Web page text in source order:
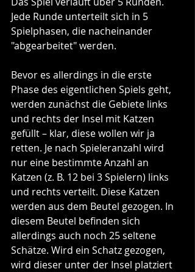
Jede Runde unterteilt sich in 5
Spielphasen, die nacheinander
"abgearbeitet" werden.
Bevor es allerdings in die erste
Phase des eigentlichen Spiels geht,
werden zunächst die Gebiete links
und rechts der Insel mit Katzen
gefüllt – klar, diese wollen wir ja
retten. Je nach Spieleranzahl wird
nur eine bestimmte Anzahl an
Katzen (z. B. 12 bei 3 Spielern) links
und rechts verteilt. Diese Katzen
werden aus dem Beutel gezogen. In
diesem Beutel befinden sich
allerdings auch noch 25 seltene
Schätze. Wird ein Schatz gezogen,
wird dieser unter der Insel platziert